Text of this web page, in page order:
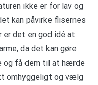
ikke er for lav og
kan påvirke flisernes
er det en god idé at
da det kan gøre
og få dem til at hærde
omhyggeligt og vælg